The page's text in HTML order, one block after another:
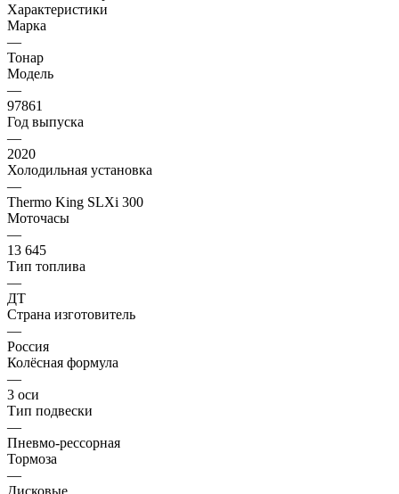
Характеристики
Марка
—
Тонар
Модель
—
97861
Год выпуска
—
2020
Холодильная установка
—
Thermo King SLXi 300
Моточасы
—
13 645
Тип топлива
—
ДТ
Страна изготовитель
—
Россия
Колёсная формула
—
3 оси
Тип подвески
—
Пневмо-рессорная
Тормоза
—
Дисковые